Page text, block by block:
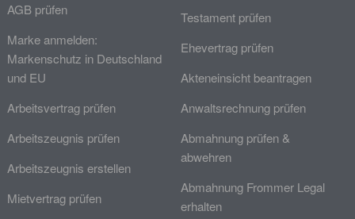
AGB prüfen
Marke anmelden:
Markenschutz in Deutschland
und EU
Arbeitsvertrag prüfen
Arbeitszeugnis prüfen
Arbeitszeugnis erstellen
Mietvertrag prüfen
Testament prüfen
Ehevertrag prüfen
Akteneinsicht beantragen
Anwaltsrechnung prüfen
Abmahnung prüfen &
abwehren
Abmahnung Frommer Legal
erhalten